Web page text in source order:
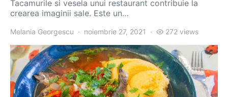
Tacamurile si vesela unui restaurant contribuie la
crearea imaginii sale. Este un…
Melania Georgescu noiembrie 27, 2021 272 views